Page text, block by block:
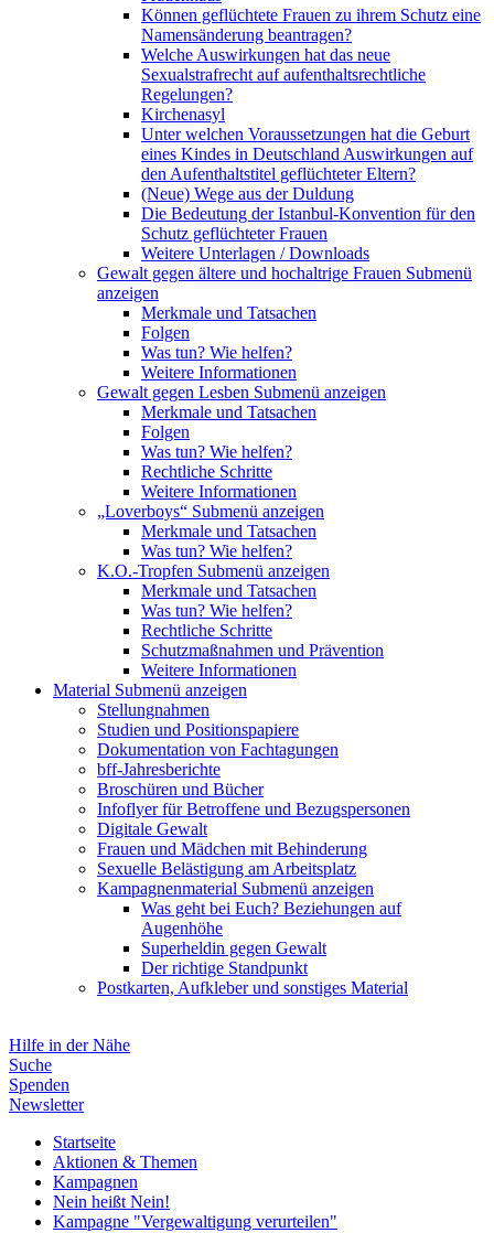
Können geflüchtete Frauen zu ihrem Schutz eine
Namensänderung beantragen?
Welche Auswirkungen hat das neue
Sexualstrafrecht auf aufenthaltsrechtliche
Regelungen?
Kirchenasyl
Unter welchen Voraussetzungen hat die Geburt
eines Kindes in Deutschland Auswirkungen auf
den Aufenthaltstitel geflüchteter Eltern?
(Neue) Wege aus der Duldung
Die Bedeutung der Istanbul-Konvention für den
Schutz geflüchteter Frauen
Weitere Unterlagen / Downloads
Gewalt gegen ältere und hochaltrige Frauen Submenü
anzeigen
Merkmale und Tatsachen
Folgen
Was tun? Wie helfen?
Weitere Informationen
Gewalt gegen Lesben Submenü anzeigen
Merkmale und Tatsachen
Folgen
Was tun? Wie helfen?
Rechtliche Schritte
Weitere Informationen
„Loverboys“ Submenü anzeigen
Merkmale und Tatsachen
Was tun? Wie helfen?
K.O.-Tropfen Submenü anzeigen
Merkmale und Tatsachen
Was tun? Wie helfen?
Rechtliche Schritte
Schutzmaßnahmen und Prävention
Weitere Informationen
Material Submenü anzeigen
Stellungnahmen
Studien und Positionspapiere
Dokumentation von Fachtagungen
bff-Jahresberichte
Broschüren und Bücher
Infoflyer für Betroffene und Bezugspersonen
Digitale Gewalt
Frauen und Mädchen mit Behinderung
Sexuelle Belästigung am Arbeitsplatz
Kampagnenmaterial Submenü anzeigen
Was geht bei Euch? Beziehungen auf
Augenhöhe
Superheldin gegen Gewalt
Der richtige Standpunkt
Postkarten, Aufkleber und sonstiges Material
Hilfe in der Nähe
Suche
Spenden
Newsletter
Startseite
Aktionen & Themen
Kampagnen
Nein heißt Nein!
Kampagne "Vergewaltigung verurteilen"